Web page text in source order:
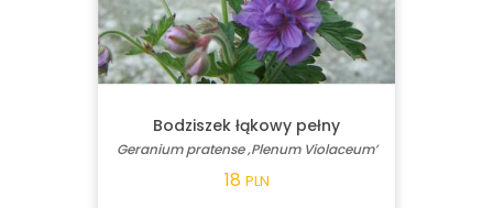
Bodziszek łąkowy pełny
Geranium pratense ‚Plenum Violaceum’
18 PLN